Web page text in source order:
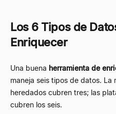
Los 6 Tipos de
Enriquecer
Una buena herramienta de
maneja seis tipos de datos.
heredados cubren tres; las
cubren los seis.